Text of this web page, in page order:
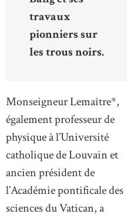
travaux
pionniers sur
les trous noirs.
Monseigneur Lemaître*,
également professeur de
physique à l’Université
catholique de Louvain et
ancien président de
l’Académie pontificale des
sciences du Vatican, a